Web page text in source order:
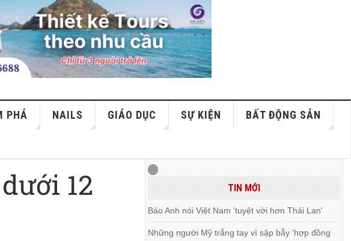
PHÁ NAILS GIÁO DỤC SỰ KIỆN BẤT ĐỘNG SẢN
12
TIN MỚI
Báo Anh nói Việt Nam 'tuyệt vời hơn Thái Lan'
Những người Mỹ trắng tay vì sập bẫy 'hợp đồng